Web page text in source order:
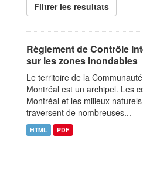
Filtrer les resultats
Règlement de Contrôle
sur les zones inondables
Le territoire de la
Montréal est un archipel. Les
Montréal et les milieux
traversent de nombreuses...
HTML PDF